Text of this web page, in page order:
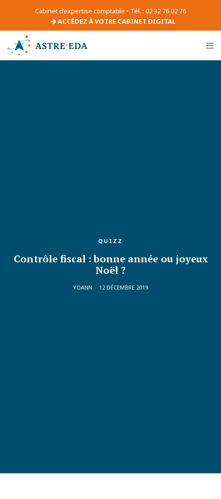
Cabinet d’expertise comptable • Tél. : 02 32 76 02 76
ACCÉDEZ À VOTRE CABINET DIGITAL
QUIZZ
Contrôle fiscal : bonne année ou joyeux
Noël ?
YOANN 12 DÉCEMBRE 2019